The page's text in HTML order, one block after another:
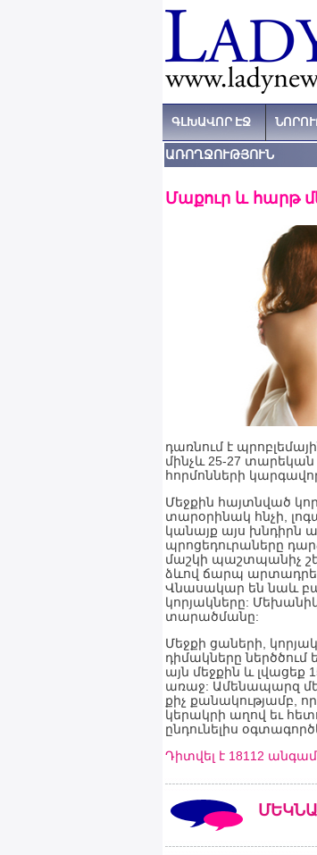
ԳԼԽԱՎՈՐ ԷՋ
ԱՌՈՂՋՈՒԹՅՈՒՆ
Մաքուր և հարթ
դառնում է
մինչև 25-27
հորմոնների
Մեջքին հայտնված
տարօրինակ հնչի,
կանայք այս խնդիրն
պրոցեդուրաները
մաշկի պաշտպանիչ
ձևով ճարպ
Վնասակար են նաև
կորյակները:
տարածմանը:
Մեջքի ցաների,
դիմակները ներծծում
այն մեջքին և լվացեք
առաջ: Ամենապարզ
քիչ քանակությամբ,
կերակրի աղով եւ
ընդունելիս
Դիտվել է 18112 անգամ